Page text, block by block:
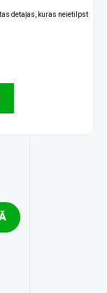
detaļas, kuras neietilpst